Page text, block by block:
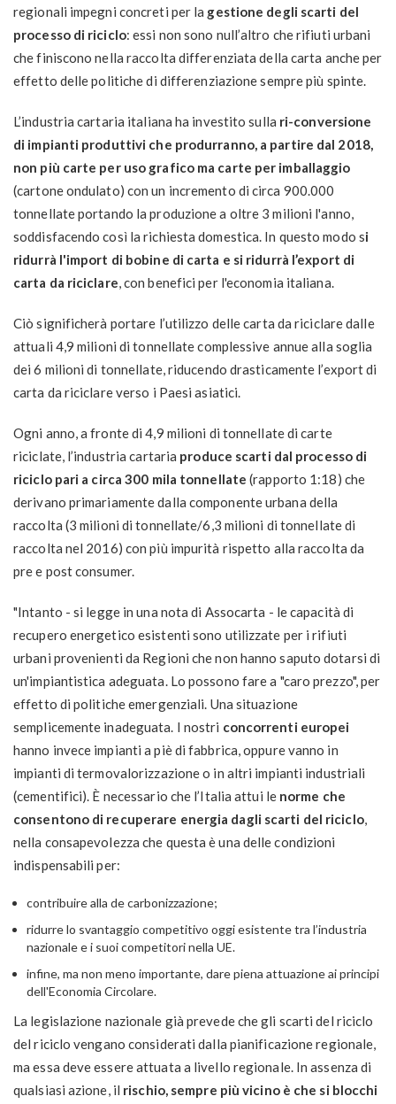
regionali impegni concreti per la gestione degli scarti del
processo di riciclo: essi non sono null’altro che rifiuti urbani
che finiscono nella raccolta differenziata della carta anche per
effetto delle politiche di differenziazione sempre più spinte.
L’industria cartaria italiana ha investito sulla ri-conversione
di impianti produttivi che produrranno, a partire dal 2018,
non più carte per uso grafico ma carte per imballaggio
(cartone ondulato) con un incremento di circa 900.000
tonnellate portando la produzione a oltre 3 milioni l'anno,
soddisfacendo così la richiesta domestica. In questo modo si
ridurrà l'import di bobine di carta e si ridurrà l’export di
carta da riciclare, con benefici per l'economia italiana.
Ciò significherà portare l’utilizzo delle carta da riciclare dalle
attuali 4,9 milioni di tonnellate complessive annue alla soglia
dei 6 milioni di tonnellate, riducendo drasticamente l’export di
carta da riciclare verso i Paesi asiatici.
Ogni anno, a fronte di 4,9 milioni di tonnellate di carte
riciclate, l’industria cartaria produce scarti dal processo di
riciclo pari a circa 300 mila tonnellate (rapporto 1:18) che
derivano primariamente dalla componente urbana della
raccolta (3 milioni di tonnellate/6,3 milioni di tonnellate di
raccolta nel 2016) con più impurità rispetto alla raccolta da
pre e post consumer.
"Intanto - si legge in una nota di Assocarta - le capacità di
recupero energetico esistenti sono utilizzate per i rifiuti
urbani provenienti da Regioni che non hanno saputo dotarsi di
un'impiantistica adeguata. Lo possono fare a "caro prezzo", per
effetto di politiche emergenziali. Una situazione
semplicemente inadeguata. I nostri concorrenti europei
hanno invece impianti a piè di fabbrica, oppure vanno in
impianti di termovalorizzazione o in altri impianti industriali
(cementifici). È necessario che l’Italia attui lenorme che
consentono di recuperare energia dagli scarti del riciclo,
nella consapevolezza che questa è una delle condizioni
indispensabili per:
contribuire alla de carbonizzazione;
ridurre lo svantaggio competitivo oggi esistente tra l’industria
nazionale e i suoi competitori nella UE.
infine, ma non meno importante, dare piena attuazione ai principi
dell'Economia Circolare.
La legislazione nazionale già prevede che gli scarti del riciclo
del riciclo vengano considerati dalla pianificazione regionale,
ma essa deve essere attuata a livello regionale. In assenza di
qualsiasi azione, il rischio, sempre più vicino è che si blocchi